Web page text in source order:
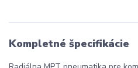
Kompletné špecifikácie